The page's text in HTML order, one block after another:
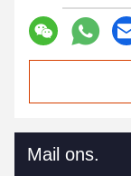
Mail ons.